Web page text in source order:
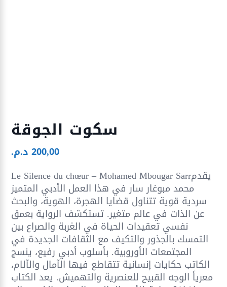
سكوت الجوقة
200,00 د.م.
Le Silence du chœur – Mohamed Mbougar Sarrيقدم
محمد مبوغار سار في هذا العمل الأدبي المتميز
سردية قوية تتناول قضايا الهجرة، الهوية، والبحث
عن الذات في عالم متغير. تستكشف الرواية بعمق
نفسي تعقيدات الحياة في الغربة والصراع بين
التمسك بالجذور والتكيف مع الثقافات الجديدة في
المجتمعات الأوروبية. بأسلوب أدبي رفيع، ينسج
الكاتب حكايات إنسانية تتقاطع فيها الآمال والآلام،
معرياً الوجه القبيح للعنصرية والتهميش. يعد الكتاب